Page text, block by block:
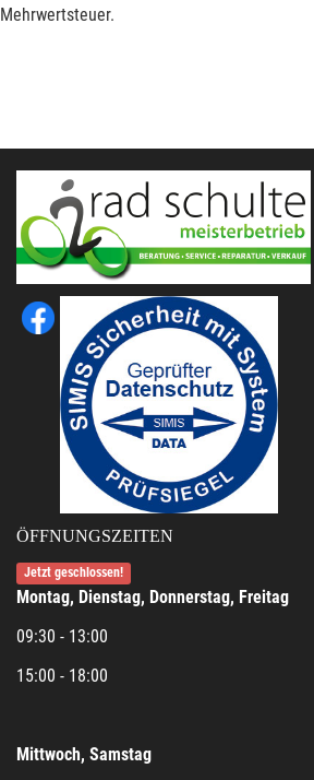
Mehrwertsteuer.
ÖFFNUNGSZEITEN
Jetzt geschlossen!
Montag, Dienstag, Donnerstag, Freitag
09:30 - 13:00
15:00 - 18:00
Mittwoch, Samstag